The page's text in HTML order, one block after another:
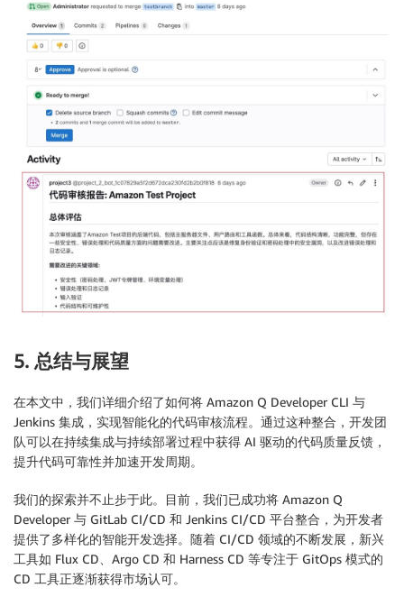
5. 总结与展望
在本文中，我们详细介绍了如何将 Amazon Q Developer CLI 与
Jenkins 集成，实现智能化的代码审核流程。通过这种整合，开发团
队可以在持续集成与持续部署过程中获得 AI 驱动的代码质量反馈，
提升代码可靠性并加速开发周期。
我们的探索并不止步于此。目前，我们已成功将 Amazon Q
Developer 与 GitLab CI/CD 和 Jenkins CI/CD 平台整合，为开发者
提供了多样化的智能开发选择。随着 CI/CD 领域的不断发展，新兴
工具如 Flux CD、Argo CD 和 Harness CD 等专注于 GitOps 模式的
CD 工具正逐渐获得市场认可。